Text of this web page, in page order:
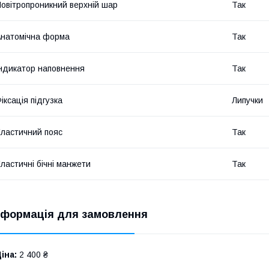
верхній шар Так
форма Так
наповнення Так
підгузка Липучки
пояс Так
бічні манжети Так
для замовлення
2 400 ₴